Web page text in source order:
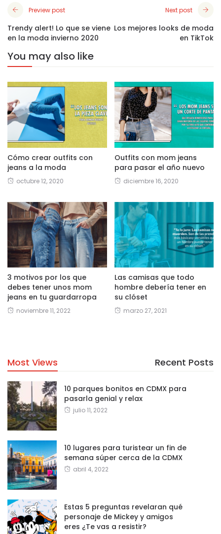
Preview post
Trendy alert! Lo que se viene
en la moda invierno 2020
Next post
Los mejores looks de moda
en TikTok
You may also like
Cómo crear outfits con
jeans a la moda
octubre 12, 2020
Outfits con mom jeans
para pasar el año nuevo
diciembre 16, 2020
3 motivos por los que
debes tener unos mom
jeans en tu guardarropa
noviembre 11, 2022
Las camisas que todo
hombre debería tener en
su clóset
marzo 27, 2021
Most Views Recent Posts
10 parques bonitos en CDMX para
pasarla genial y relax
julio 11, 2022
10 lugares para turistear un fin de
semana súper cerca de la CDMX
abril 4, 2022
Estas 5 preguntas revelaran qué
personaje de Mickey y amigos
eres ¿Te vas a resistir?